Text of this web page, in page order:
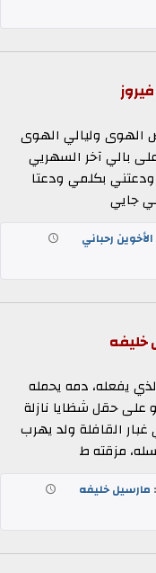
فيروز
الهوى وليالي الهوى
بالي آخر السهريي
بكلمي ودعتا
جايي
الأخوين رحباني
خليفه
يفعله، دمه يحمله
على حقل شظايا نازلة
القافلة ولد يهرب
مزقته ط
مارسيل خليفه